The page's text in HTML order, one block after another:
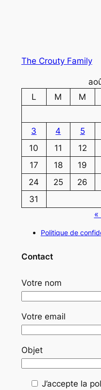
The Crouty Family
L
M M
3
4 5
10
11 12
17
18 19
24
25 26
31
«
Politique de
Contact
Votre nom
Votre email
Objet
J’accepte la